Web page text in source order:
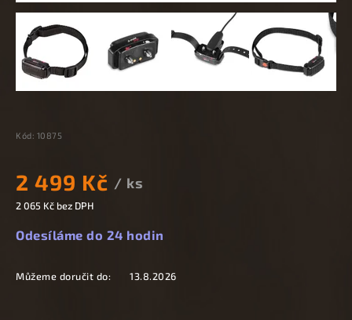
Kód: 10875
2 499 Kč / ks
2 065 Kč bez DPH
Odesíláme do 24 hodin
Můžeme doručit do: 13.8.2026